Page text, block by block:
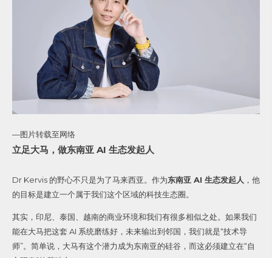
—图片转载至网络
立足大马，做东南亚 AI 生态发起人
Dr Kervis 的野心不只是为了马来西亚。作为东南亚 AI 生态发起人 ，他
的目标是建立一个属于我们这个区域的科技生态圈。
其实，印尼、泰国、越南的商业环境和我们有很多相似之处。如果我们
能在大马把这套 AI 系统磨练好，未来输出到邻国，我们就是“技术导
师”。简单说，大马有这个潜力成为东南亚的硅谷，而这必须建立在“自